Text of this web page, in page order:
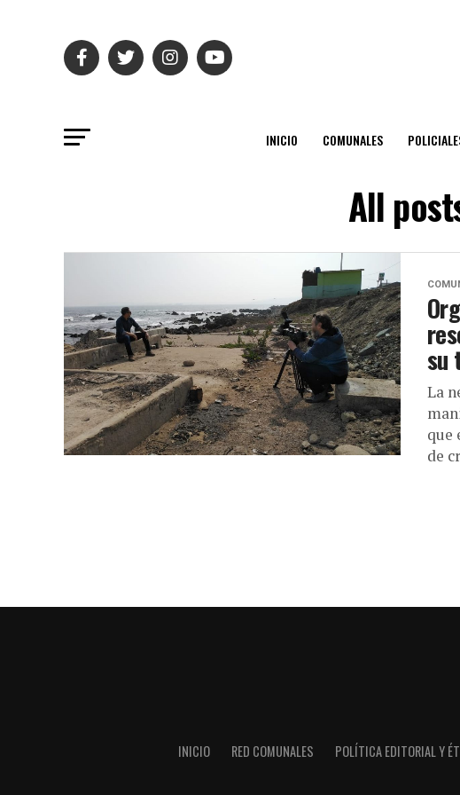
INICIO COMUNALES
All
su
La
que
de
INICIO RED COMUNALES POLÍTICA EDITORIAL Y